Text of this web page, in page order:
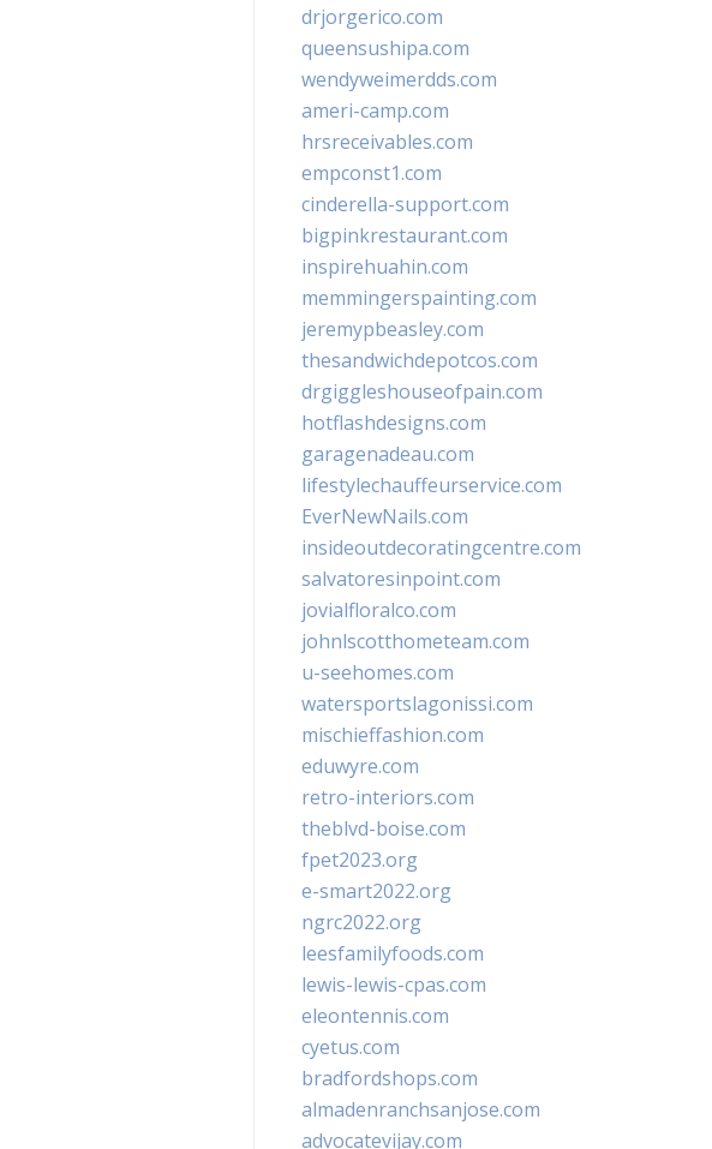
drjorgerico.com
queensushipa.com
wendyweimerdds.com
ameri-camp.com
hrsreceivables.com
empconst1.com
cinderella-support.com
bigpinkrestaurant.com
inspirehuahin.com
memmingerspainting.com
jeremypbeasley.com
thesandwichdepotcos.com
drgiggleshouseofpain.com
hotflashdesigns.com
garagenadeau.com
lifestylechauffeurservice.com
EverNewNails.com
insideoutdecoratingcentre.com
salvatoresinpoint.com
jovialfloralco.com
johnlscotthometeam.com
u-seehomes.com
watersportslagonissi.com
mischieffashion.com
eduwyre.com
retro-interiors.com
theblvd-boise.com
fpet2023.org
e-smart2022.org
ngrc2022.org
leesfamilyfoods.com
lewis-lewis-cpas.com
eleontennis.com
cyetus.com
bradfordshops.com
almadenranchsanjose.com
advocatevijay.com